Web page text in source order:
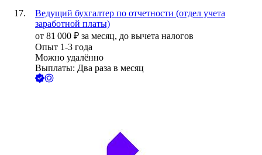
Ведущий бухгалтер по отчетности (отдел учета
заработной платы)
от 81 000 ₽ за месяц, до вычета налогов
Опыт 1-3 года
Можно удалённо
Выплаты: Два раза в месяц